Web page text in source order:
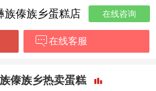
族傣族乡蛋糕店 在线咨询
在线客服
傣族乡热卖蛋糕